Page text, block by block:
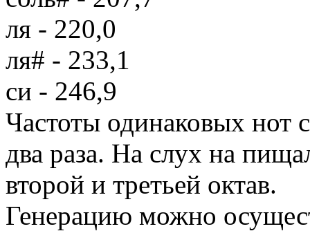
ля - 220,0
ля# - 233,1
си - 246,9
Частоты одинаковых нот
два раза. На слух на
второй и третьей октав.
Генерацию можно